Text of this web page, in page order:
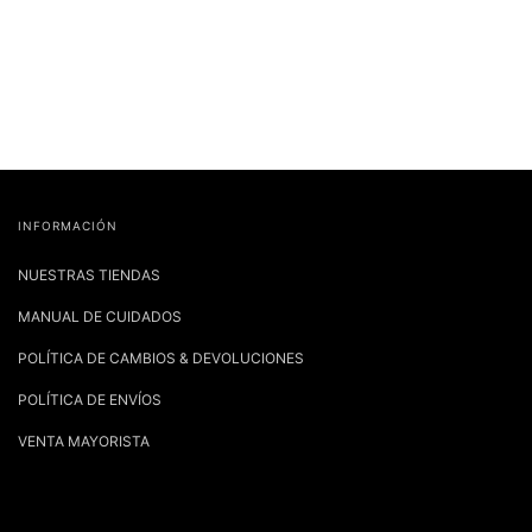
INFORMACIÓN
NUESTRAS TIENDAS
MANUAL DE CUIDADOS
POLÍTICA DE CAMBIOS & DEVOLUCIONES
POLÍTICA DE ENVÍOS
VENTA MAYORISTA